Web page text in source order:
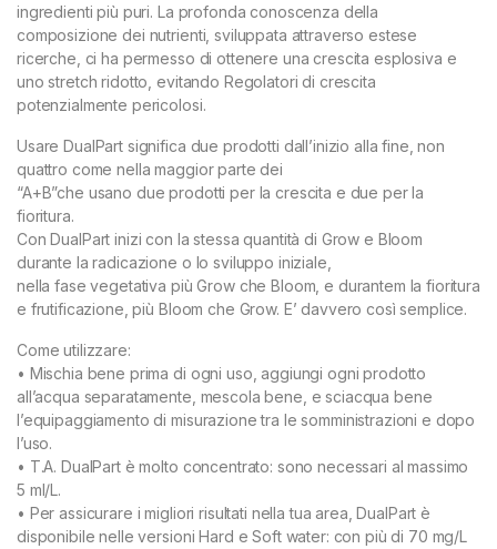
ingredienti più puri. La profonda conoscenza della
composizione dei nutrienti, sviluppata attraverso estese
ricerche, ci ha permesso di ottenere una crescita esplosiva e
uno stretch ridotto, evitando Regolatori di crescita
potenzialmente pericolosi.
Usare DualPart significa due prodotti dall’inizio alla fine, non
quattro come nella maggior parte dei
“A+B”che usano due prodotti per la crescita e due per la
fioritura.
Con DualPart inizi con la stessa quantità di Grow e Bloom
durante la radicazione o lo sviluppo iniziale,
nella fase vegetativa più Grow che Bloom, e durantem la fioritura
e frutificazione, più Bloom che Grow. E’ davvero così semplice.
Come utilizzare:
• Mischia bene prima di ogni uso, aggiungi ogni prodotto
all’acqua separatamente, mescola bene, e sciacqua bene
l’equipaggiamento di misurazione tra le somministrazioni e dopo
l’uso.
• T.A. DualPart è molto concentrato: sono necessari al massimo
5 ml/L.
• Per assicurare i migliori risultati nella tua area, DualPart è
disponibile nelle versioni Hard e Soft water: con più di 70 mg/L